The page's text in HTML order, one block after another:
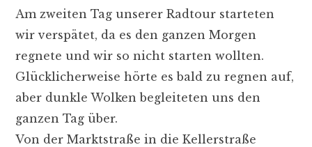
Am zweiten Tag unserer Radtour starteten
wir verspätet, da es den ganzen Morgen
regnete und wir so nicht starten wollten.
Glücklicherweise hörte es bald zu regnen auf,
aber dunkle Wolken begleiteten uns den
ganzen Tag über.
Von der Marktstraße in die Kellerstraße